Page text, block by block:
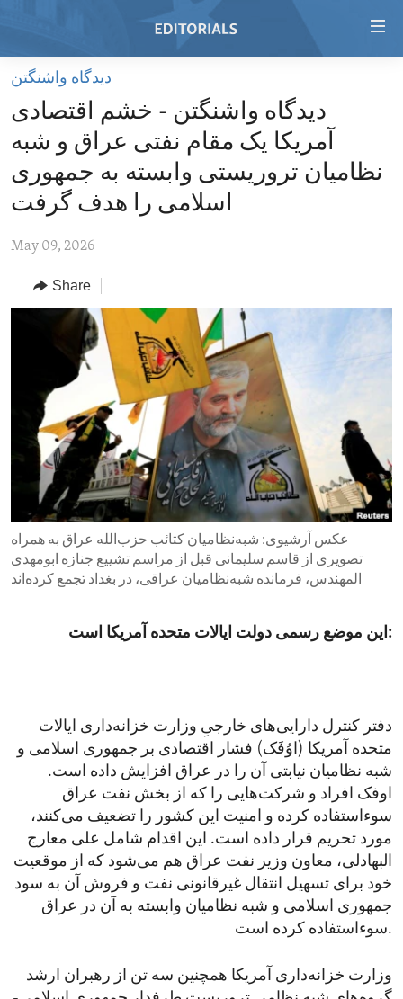
Skip
main
content
to
main
Skip
Search
HOME
VIDEO
RADIO
REGIONS
AMERICAS
ASIA
EUROPE
MIDDLE EAST
HUMAN RIGHTS
SECURITY AND DEFENSE
AID AND DEVELOPMENT
DEMOCRACY AND GOVERNANCE
ECONOMY AND TRADE
ENVIRONMENT AND HEALTH
IDEALS AND INSTITUTIONS
ARCHIVE
ABOUT US
ديدگاه واشنگتن
دیدگاه واشنگتن - خشم اقتصادی
آمریکا یک مقام نفتی عراق و شبه
‌نظامیان تروریستی وابسته به جمهوری
اسلامی را هدف گرفت
May 09, 2026
Share
عکس آرشیوی: شبه‌نظامیان کتائب حزب‌الله عراق به همراه
تصویری از قاسم سلیمانی قبل از مراسم تشییع جنازه ابومهدی
المهندس، فرمانده شبه‌نظامیان عراقی، در بغداد تجمع کرده‌اند
این موضع رسمی دولت ایالات متحده آمریکا است:
دفتر کنترل دارایی‌های خارجیِ وزارت خزانه‌داری ایالات
متحده آمریکا (اوُفَک) فشار اقتصادی بر جمهوری اسلامی و
شبه ‌نظامیان نیابتی آن را در عراق افزایش داده است.
اوفک افراد و شرکت‌هایی را که از بخش نفت عراق
سوء‌استفاده کرده و امنیت این کشور را تضعیف می‌کنند،
مورد تحریم قرار داده است. این اقدام شامل علی معارج
البهادلی، معاون وزیر نفت عراق هم می‌شود که از موقعیت
خود برای تسهیل انتقال غیرقانونی نفت و فروش آن به سود
جمهوری اسلامی و شبه‌ نظامیان وابسته به آن در عراق
سوء‌استفاده کرده است.
وزارت خزانه‌داری آمریکا همچنین سه تن از رهبران ارشد